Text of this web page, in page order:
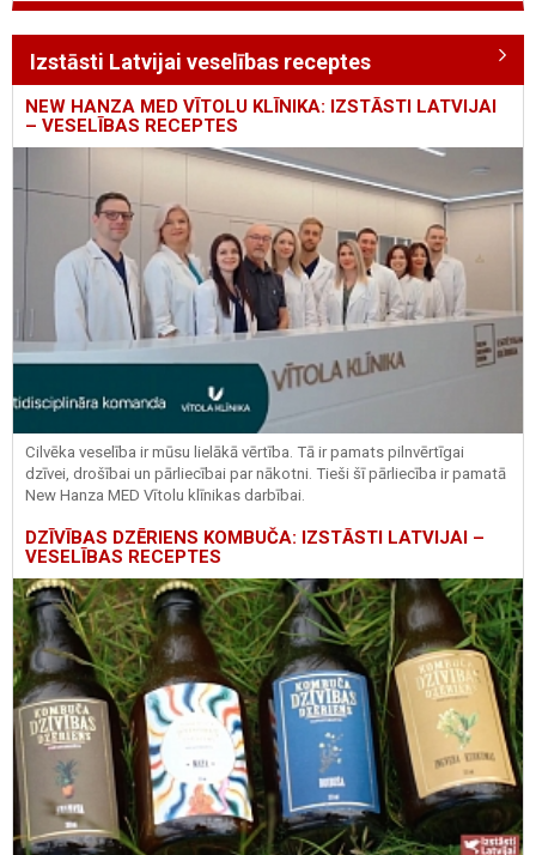
Izstāsti Latvijai veselības receptes
NEW HANZA MED VĪTOLU KLĪNIKA: IZSTĀSTI LATVIJAI
– VESELĪBAS RECEPTES
Cilvēka veselība ir mūsu lielākā vērtība. Tā ir pamats pilnvērtīgai
dzīvei, drošībai un pārliecībai par nākotni. Tieši šī pārliecība ir pamatā
New Hanza MED Vītolu klīnikas darbībai.
DZĪVĪBAS DZĒRIENS KOMBUČA: IZSTĀSTI LATVIJAI –
VESELĪBAS RECEPTES